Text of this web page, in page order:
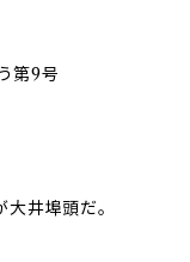
第9号
大井埠頭だ。